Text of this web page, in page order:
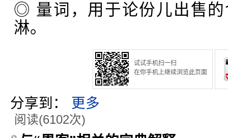
◎ 量词，用于论份儿出售
淋。
试试手机扫一扫
在你手机上继续浏览此页面
分享到： 更多
阅读(6102次)